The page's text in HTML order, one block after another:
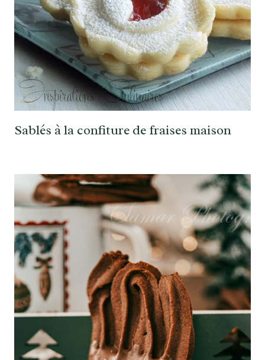
Sablés à la confiture de fraises maison